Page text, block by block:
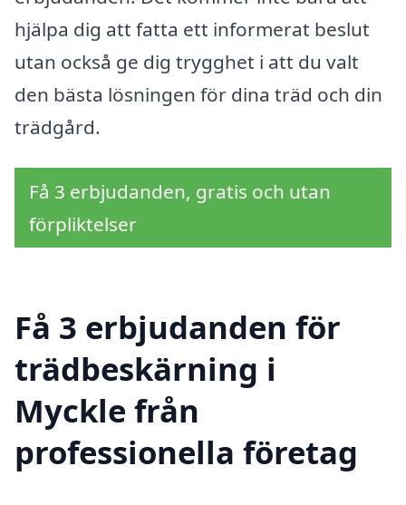
hjälpa dig att fatta ett informerat beslut
utan också ge dig trygghet i att du valt
den bästa lösningen för dina träd och din
trädgård.
Få 3 erbjudanden, gratis och utan
förpliktelser
Få 3 erbjudanden för
trädbeskärning i
Myckle från
professionella företag